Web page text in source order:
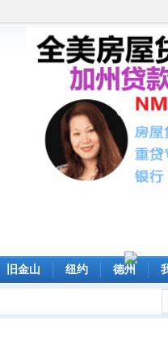
旧金山 纽约 德州